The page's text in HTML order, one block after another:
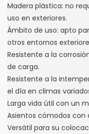
Madera plástica: no
uso en exteriores.
Ámbito de uso: apto
otros entornos
Resistente a la
de carga.
Resistente a la
el día en climas
Larga vida útil con un
Asientos cómodos con
Versátil para su